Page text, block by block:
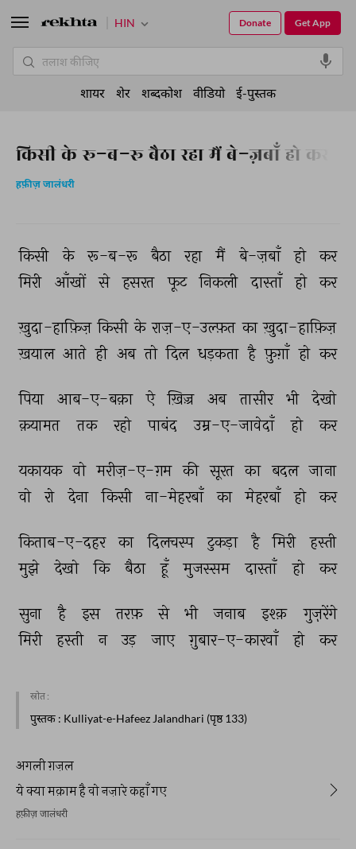
किसी के रू-ब-रू बैठा रहा मैं बे-ज़बाँ हो कर
हफ़ीज़ जालंधरी
किसी के रू-ब-रू बैठा रहा मैं बे-ज़बाँ हो
कर
मिरी
आँखों से हसरत फूट निकली दास्ताँ हो कर
ख़ुदा-हाफ़िज़ किसी के राज़-ए-उल्फ़त का ख़ुदा-हाफ़िज़
ख़याल आते ही अब तो दिल धड़कता है फ़ुग़ाँ हो कर
पिया आब-ए-बक़ा ऐ ख़िज़्र अब तासीर भी देखो
क़यामत तक रहो पाबंद उम्र-ए-जावेदाँ हो कर
यकायक वो मरीज़-ए-ग़म की सूरत का बदल जाना
वो
रो देना किसी ना-मेहरबाँ का मेहरबाँ हो कर
किताब-ए-दहर का दिलचस्प टुकड़ा है मिरी
हस्ती
मुझे
देखो कि बैठा हूँ मुजस्सम दास्ताँ हो कर
सुना है इस तरफ़ से भी जनाब इश्क़
गुज़़रेंगे
मिरी
हस्ती न उड़ जाए ग़ुबार-ए-कारवाँ हो कर
स्रोत :
पुस्तक : Kulliyat-e-Hafeez Jalandhari (पृष्ठ 133)
अगली ग़ज़ल
ये क्या मक़ाम है वो नज़ारे कहाँ गए
हफ़ीज़ जालंधरी
HIN Get App
Donate
शायर शेर शब्दकोश वीडियो ई-पुस्तक